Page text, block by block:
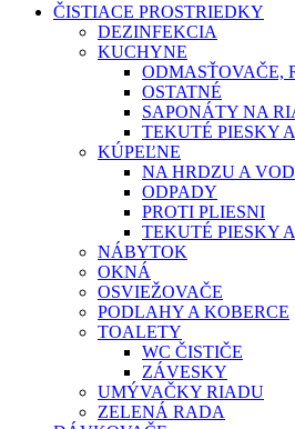
ČISTIACE PROSTRIEDKY
DEZINFEKCIA
KUCHYNE
ODMASŤOVAČE,
OSTATNÉ
SAPONÁTY NA
TEKUTÉ PIESKY
KÚPEĽNE
NA HRDZU A
ODPADY
PROTI PLIESNI
TEKUTÉ PIESKY
NÁBYTOK
OKNÁ
OSVIEŽOVAČE
PODLAHY A KOBERCE
TOALETY
WC ČISTIČE
ZÁVESKY
UMÝVAČKY RIADU
ZELENÁ RADA